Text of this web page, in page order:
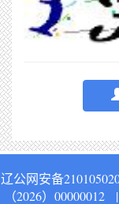
辽公网安备
（2026）00000012 |